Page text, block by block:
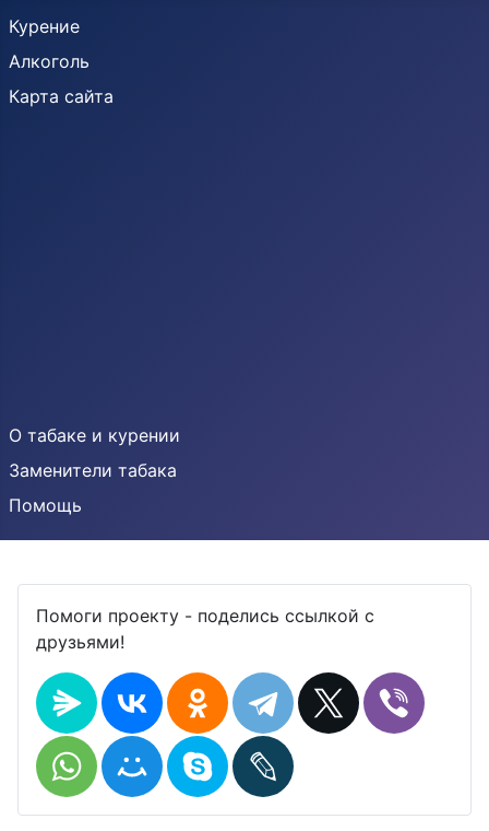
Курение
Алкоголь
Карта сайта
О табаке и курении
Заменители табака
Помощь
Помоги проекту - поделись ссылкой с
друзьями!